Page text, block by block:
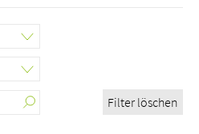
Filter löschen